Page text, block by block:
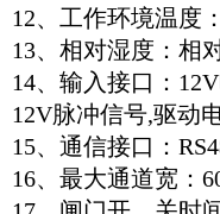
12、工作环境温度
13、相对湿度：相
14、输入接口：
12V脉冲信号,驱动
15、通信接口：
16、最大通道宽：